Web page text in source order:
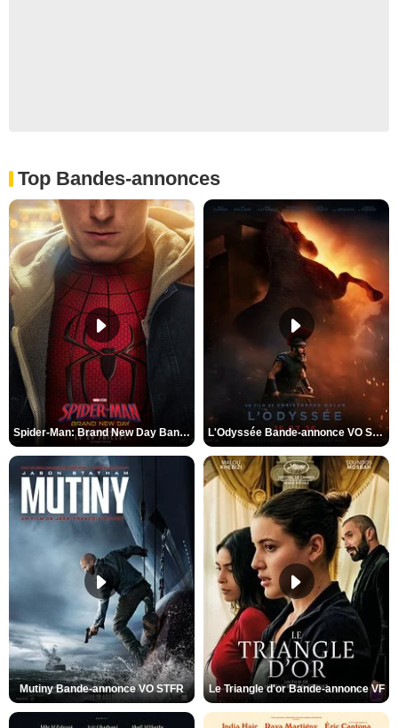
Top Bandes-annonces
Spider-Man: Brand New Day Bande-annonce VO STFR L'Odyssée Bande-annonce VO STFR
Mutiny Bande-annonce VO STFR Le Triangle d'or Bande-annonce VF